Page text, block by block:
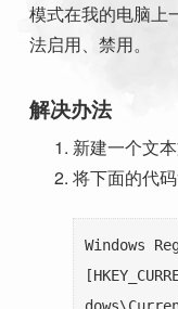
模式在我的电脑上
法启用、禁用。
解决办法
新建一个文
将下面的代
Windows